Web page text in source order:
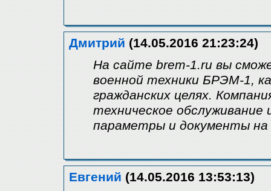
Дмитрий (14.05.2016 21:23:24)
На сайте brem-1.ru вы
военной техники БРЭМ-1,
гражданских целях.
техническое
параметры и документы на
Евгений (14.05.2016 13:53:13)